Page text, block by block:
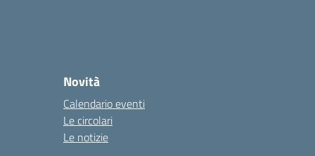
Novità
Calendario eventi
Le circolari
Le notizie